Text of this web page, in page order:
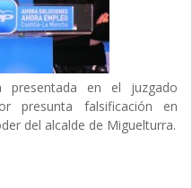
presentada en el juzgado
presunta falsificación en
del alcalde de Miguelturra.